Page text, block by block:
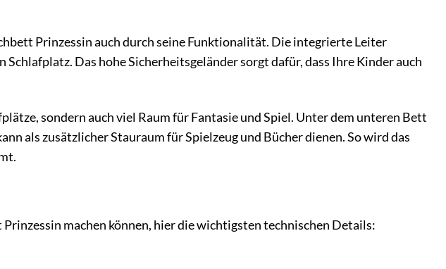
Prinzessin auch durch seine Funktionalität. Die integrierte Leiter
Das hohe Sicherheitsgeländer sorgt dafür, dass Ihre Kinder auch
sondern auch viel Raum für Fantasie und Spiel. Unter dem unteren Bett
als zusätzlicher Stauraum für Spielzeug und Bücher dienen. So wird das
machen können, hier die wichtigsten technischen Details: